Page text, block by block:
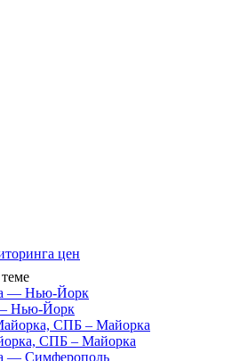
Нью-Йорк
СПБ – Майорка